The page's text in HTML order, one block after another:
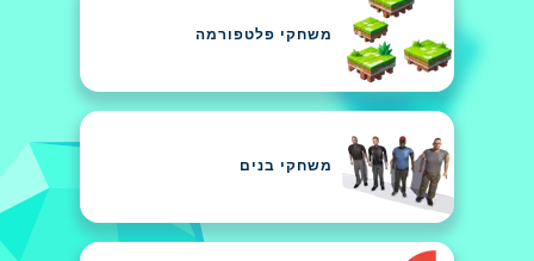
משחקי פלטפורמה
משחקי בנים